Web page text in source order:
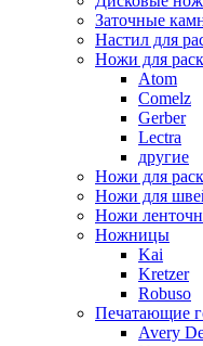
Заточные
Настил для
Ножи для
Atom
Comelz
Gerber
Lectra
другие
Ножи для
Ножи для
Ножи
Ножницы
Kai
Kretzer
Robuso
Печатающие
Avery